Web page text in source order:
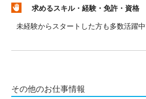
求めるスキル・経験・免許・資格
未経験からスタートした方も多数活躍中
その他のお仕事情報